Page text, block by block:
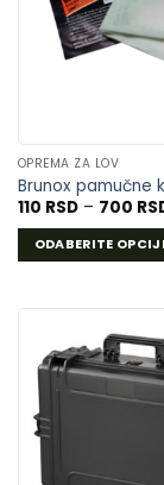
OPREMA ZA LOV
Brunox pamučne
110 RSD – 700
ODABERITE
varijanti.
Opcije
mogu
biti
izabrane